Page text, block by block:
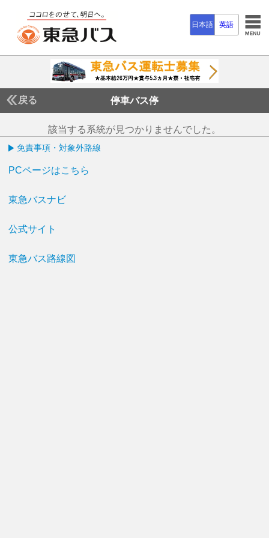
日本語 英語
戻る 停車バス停
該当する系統が見つかりませんでした。
免責事項・対象外路線
PCページはこちら
東急バスナビ
公式サイト
東急バス路線図